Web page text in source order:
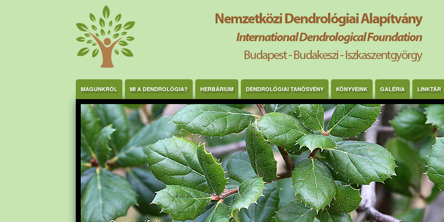
MAGUNKRÓL MI A DENDROLÓGIA? HERBÁRIUM DENDROLÓGIAI TANÖSVÉNY KÖNYVEINK GALÉRIA LINKTÁR